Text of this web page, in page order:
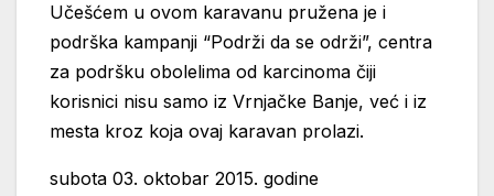
Učešćem u ovom karavanu pružena je i
podrška kampanji “Podrži da se održi”, centra
za podršku obolelima od karcinoma čiji
korisnici nisu samo iz Vrnjačke Banje, već i iz
mesta kroz koja ovaj karavan prolazi.
subota 03. oktobar 2015. godine